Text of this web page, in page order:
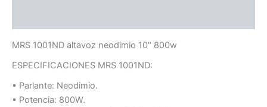
MRS 1001ND altavoz neodimio 10″ 800w
ESPECIFICACIONES MRS 1001ND:
• Parlante: Neodimio.
• Potencia: 800W.